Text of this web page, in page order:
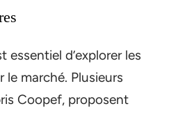
essentiel d’explorer les
marché. Plusieurs
Coopef, proposent